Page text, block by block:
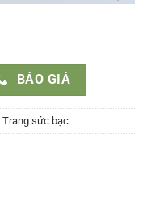
BÁO GIÁ
Trang sức bạc